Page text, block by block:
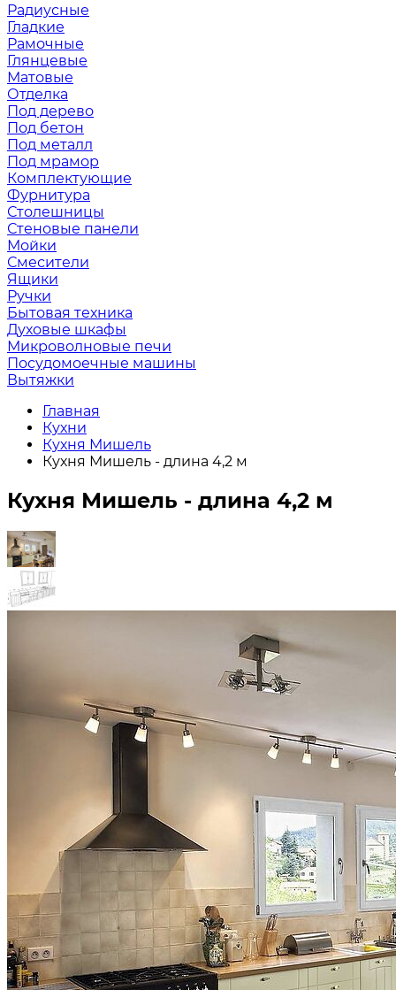
Радиусные
Гладкие
Рамочные
Глянцевые
Матовые
Отделка
Под дерево
Под бетон
Под металл
Под мрамор
Комплектующие
Фурнитура
Столешницы
Стеновые панели
Мойки
Смесители
Ящики
Ручки
Бытовая техника
Духовые шкафы
Микроволновые печи
Посудомоечные машины
Вытяжки
Главная
Кухни
Кухня Мишель
Кухня Мишель - длина 4,2 м
Кухня Мишель - длина 4,2 м